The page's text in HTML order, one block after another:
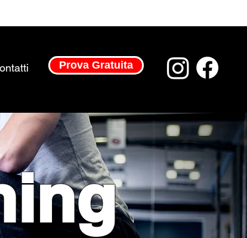
Prova Gratuita